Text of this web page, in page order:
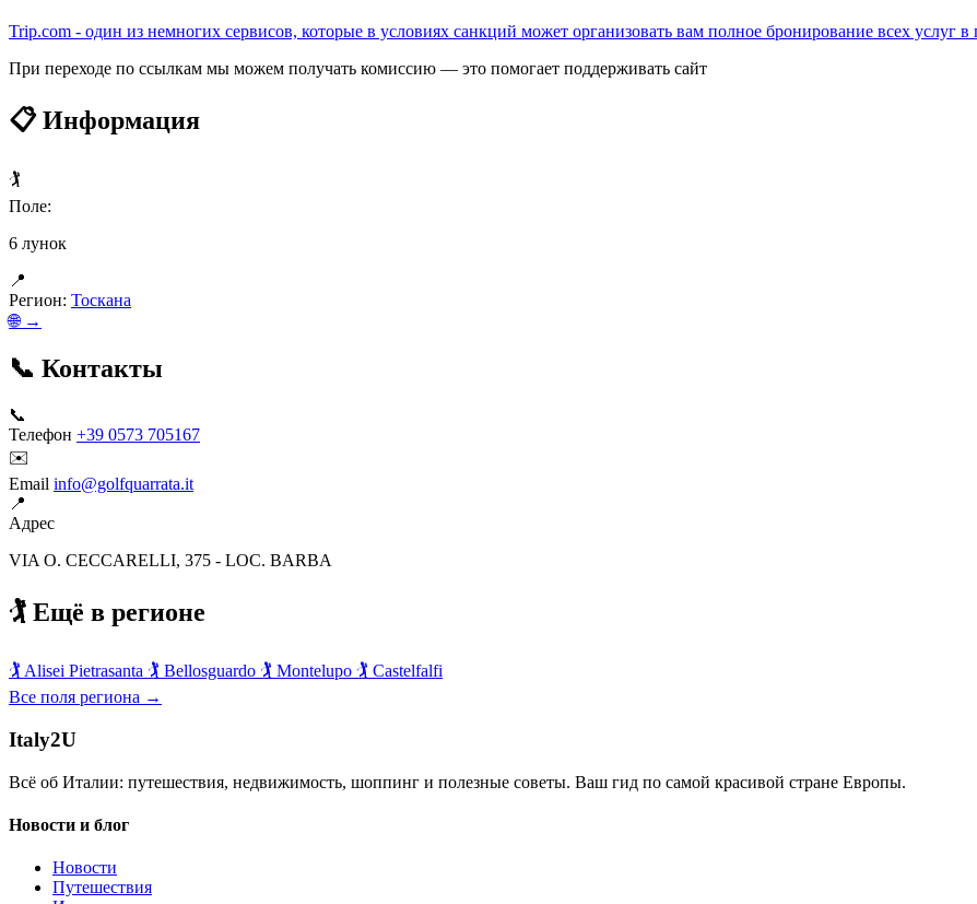
Trip.com - один из немногих сервисов, которые в условиях санкций может организовать вам полное бронирование всех услуг
При переходе по ссылкам мы можем получать комиссию — это помогает поддерживать сайт
📋 Информация
🏌️
Поле:
6 лунок
📍
Регион: Тоскана
🌐 →
📞 Контакты
📞
Телефон +39 0573 705167
✉️
Email info@golfquarrata.it
📍
Адрес
VIA O. CECCARELLI, 375 - LOC. BARBA
🏌️ Ещё в регионе
🏌️ Alisei Pietrasanta 🏌️ Bellosguardo 🏌️ Montelupo 🏌️ Castelfalfi
Все поля региона →
Italy2U
Всё об Италии: путешествия, недвижимость, шоппинг и полезные советы. Ваш гид по самой красивой стране Европы.
Новости и блог
Новости
Путешествия